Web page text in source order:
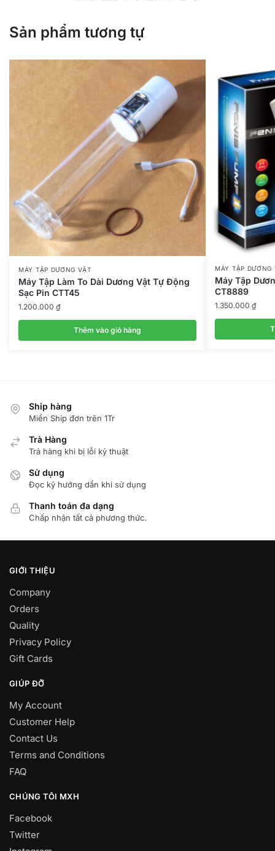
Sản phẩm tương tự
MÁY TẬP DƯƠNG VẬT
Máy Tập Làm To Dài Dương Vật Tự Động
Sạc Pin CTT45
1.200.000 ₫
Thêm vào giỏ hàng
MÁY TẬP DƯƠNG
Máy Tập
CT8889
1.350.000 ₫
Ship hàng
Miển Ship đơn trên 1Tr
Trà Hàng
Trả hàng khi bị lỗi kỷ thuật
Sử dụng
Đọc kỹ hướng dẩn khi sử dụng
Thanh toán đa dạng
Chấp nhận tất cả phương thức.
GIỚI THIỆU
Company
Orders
Quality
Privacy Policy
Gift Cards
GIÚP ĐỠ
My Account
Customer Help
Contact Us
Terms and Conditions
FAQ
CHÚNG TÔI MXH
Facebook
Twitter